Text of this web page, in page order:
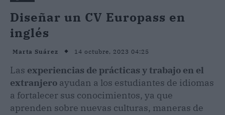
Diseñar un CV Europass en
inglés
Marta Suárez 14 octubre, 2023 04:25
Las experiencias de prácticas y trabajo en el
extranjero ayudan a los estudiantes de idiomas
a fortalecer sus conocimientos, ya que
aprenden sobre nuevas culturas, maneras de